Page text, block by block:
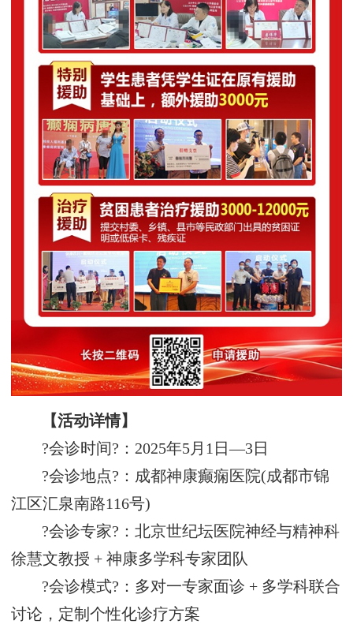
【活动详情】
?会诊时间?：2025年5月1日—3日
?会诊地点?：成都神康癫痫医院(成都市锦
江区汇泉南路116号)
?会诊专家?：北京世纪坛医院神经与精神科
徐慧文教授 + 神康多学科专家团队
?会诊模式?：多对一专家面诊 + 多学科联合
讨论，定制个性化诊疗方案